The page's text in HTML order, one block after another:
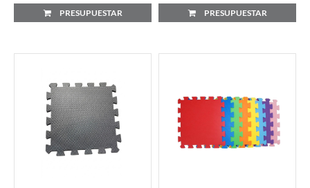
PRESUPUESTAR PRESUPUESTAR